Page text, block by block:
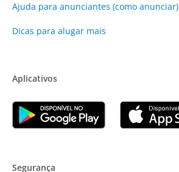
Ajuda para anunciantes (como anunciar)
Dicas para alugar mais
Aplicativos
Segurança